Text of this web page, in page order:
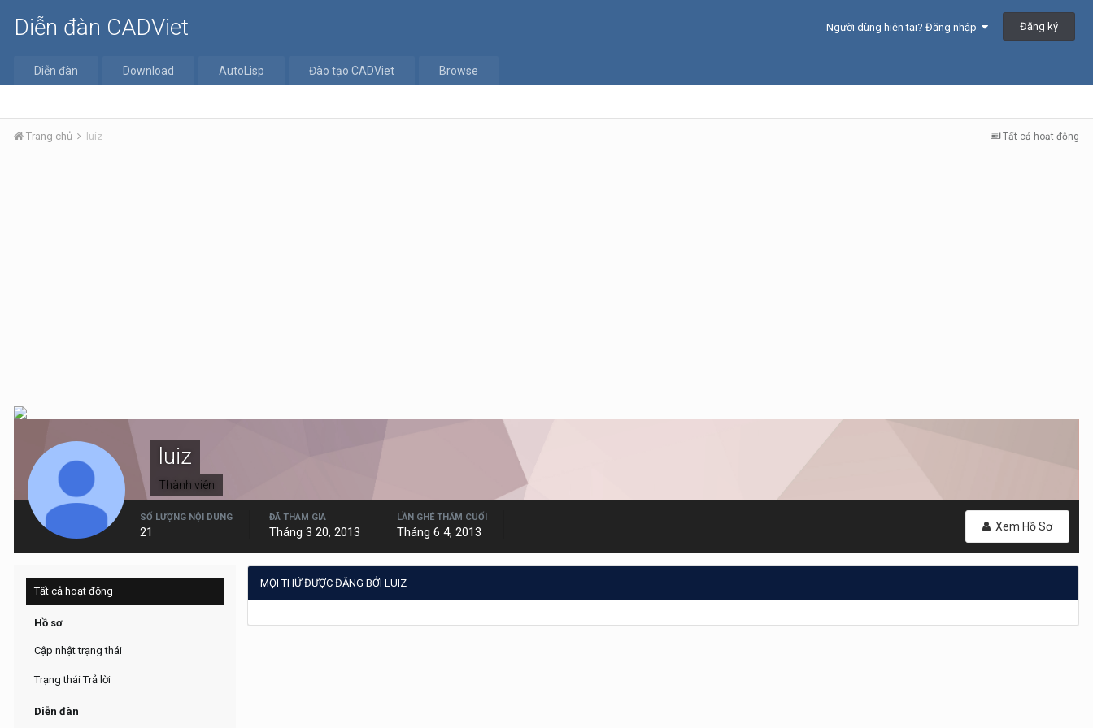
Diễn đàn CADViet Người dùng hiện tại? Đăng nhập Đăng ký
Diễn đàn Download AutoLisp Đào tạo CADViet Browse
Tất cả hoạt động
Trang chủ luiz
luiz
Thành viên
Xem Hồ Sơ
SỐ LƯỢNG NỘI DUNG
21
ĐÃ THAM GIA
Tháng 3 20, 2013
LẦN GHÉ THĂM CUỐI
Tháng 6 4, 2013
Tất cả hoạt động
Hồ sơ
Cập nhật trạng thái
Trạng thái Trả lời
Diễn đàn
MỌI THỨ ĐƯỢC ĐĂNG BỞI LUIZ